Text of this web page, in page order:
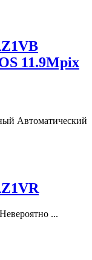
11.9Mpix
Автоматический
...